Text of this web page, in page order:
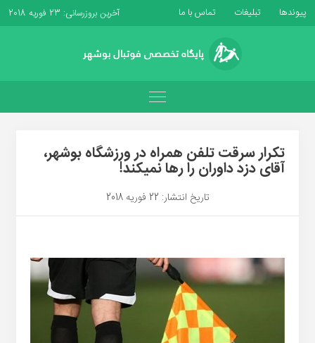
پیوندها تبلیغات تماس با ما آخرین بروزرسانی: 23 فوریه 2018
تکرار سرقت تلفن همراه در ورزشگاه بوشهر،
آقای دزد داوران را رها نمیکند!
تاریخ انتشار: 22 فوریه 2018